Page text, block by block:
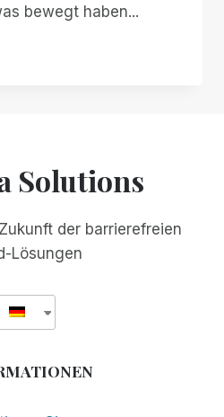
bewegt haben...
Solutions
der barrierefreien
Lösungen